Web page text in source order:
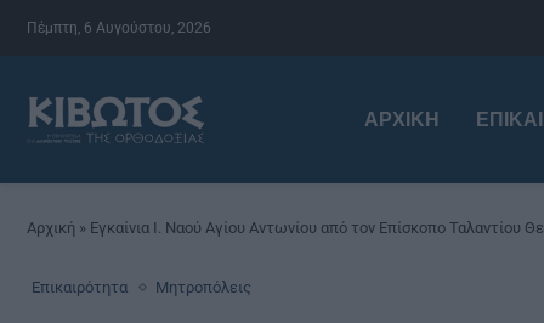
Πέμπτη, 6 Αυγούστου, 2026
ΑΡΧΙΚΉ
Αρχική » Εγκαίνια Ι. Ναού Αγίου Αντωνίου από τον Επίσκοπο Ταλαντίου
Επικαιρότητα Μητροπόλεις